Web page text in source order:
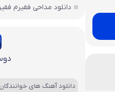
دانلود مداحی فقیرم
دانلود آهنگ های خوانندگان